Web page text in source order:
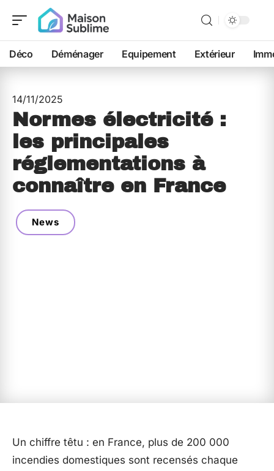
Déco Déménager Equipement Extérieur
14/11/2025
Normes électricité :
les principales
réglementations à
connaître en France
News
Un chiffre têtu : en France, plus de 200 000
incendies domestiques sont recensés chaque